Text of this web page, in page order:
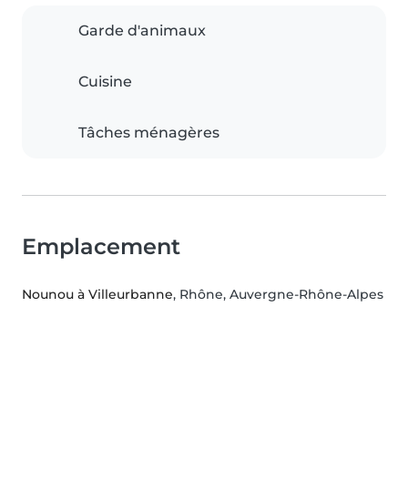
Garde d'animaux
Cuisine
Tâches ménagères
Emplacement
Nounou à Villeurbanne, Rhône, Auvergne-Rhône-Alpes